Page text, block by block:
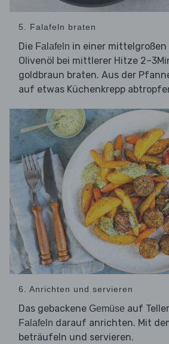
5. Falafeln braten
Die Falafeln in einer mittelgroßen
Olivenöl bei mittlerer Hitze
goldbraun braten. Aus der
auf etwas Küchenkrepp
6. Anrichten und servieren
Das gebackene Gemüse auf
Falafeln darauf anrichten. Mit
beträufeln und servieren.